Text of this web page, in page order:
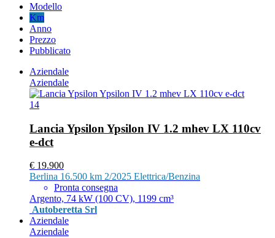
Modello
Km
Anno
Prezzo
Pubblicato
Aziendale
Aziendale
14
Lancia Ypsilon Ypsilon IV 1.2 mhev LX 110cv
e-dct
€ 19.900
Berlina 16.500 km 2/2025 Elettrica/Benzina
Pronta consegna
Argento, 74 kW (100 CV), 1199 cm³
Autoberetta Srl
Aziendale
Aziendale